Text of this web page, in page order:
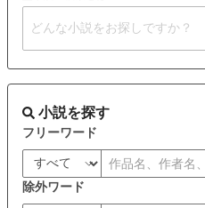
小説を探す
フリーワード
除外ワード